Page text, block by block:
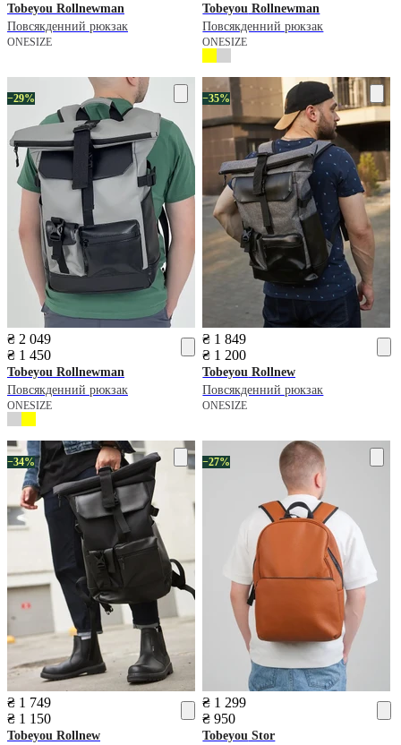
Tobeyou Rollnewman
Повсякденний рюкзак
ONESIZE
Tobeyou Rollnewman
Повсякденний рюкзак
ONESIZE
−29%
₴ 2 049
₴ 1 450
Tobeyou Rollnewman
Повсякденний рюкзак
ONESIZE
−35%
₴ 1 849
₴ 1 200
Tobeyou Rollnew
Повсякденний рюкзак
ONESIZE
−34%
₴ 1 749
₴ 1 150
Tobeyou Rollnew
−27%
₴ 1 299
₴ 950
Tobeyou Stor